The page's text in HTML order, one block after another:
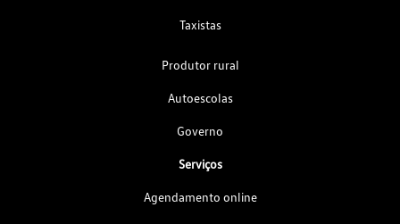
Taxistas
Produtor rural
Autoescolas
Governo
Serviços
Agendamento online